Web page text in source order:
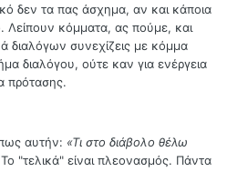
δεν τα πας άσχημα, αν και κάποια
Λείπουν κόμματα, ας πούμε, και
διαλόγων συνεχίζεις με κόμμα
διαλόγου, ούτε καν για ενέργεια
πρότασης.
αυτήν: «Τι στο διάβολο θέλω
Το "τελικά" είναι πλεονασμός. Πάντα